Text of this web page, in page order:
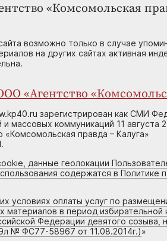
«Комсомольская
возможно только в случае
на других сайтах активная
«Агентство
зарегистрирован как СМИ
и массовых коммуникаций 11
правда – Калуга»
данные геолокации
содержатся в Политике
условиях оплаты услуг по
материалов в период
Федерации девятого созыва,
№ ФС77-58967 от 11.08.2014г.)»